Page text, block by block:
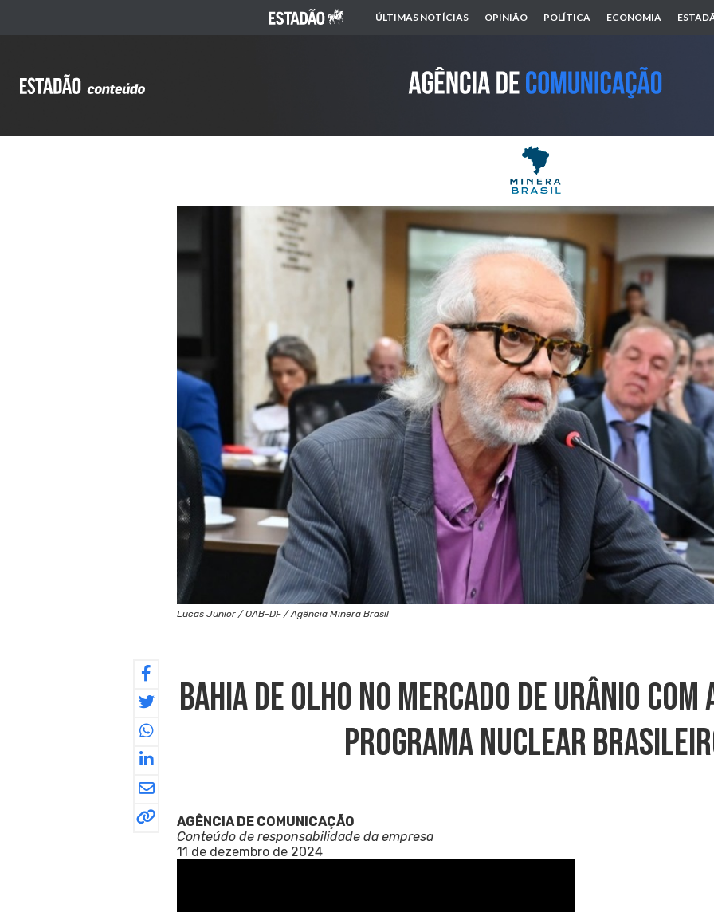
ÚLTIMAS NOTÍCIAS OPINIÃO POLÍTICA ECONOMIA
Lucas Junior / OAB-DF / Agência Minera Brasil
Bahia De Olho No Mercado De Urânio Com
Programa Nuclear
AGÊNCIA DE COMUNICAÇÃO
Conteúdo de responsabilidade da empresa
11 de dezembro de 2024